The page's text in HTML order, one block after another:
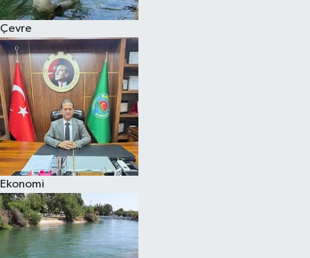
Çevre
Ekonomi